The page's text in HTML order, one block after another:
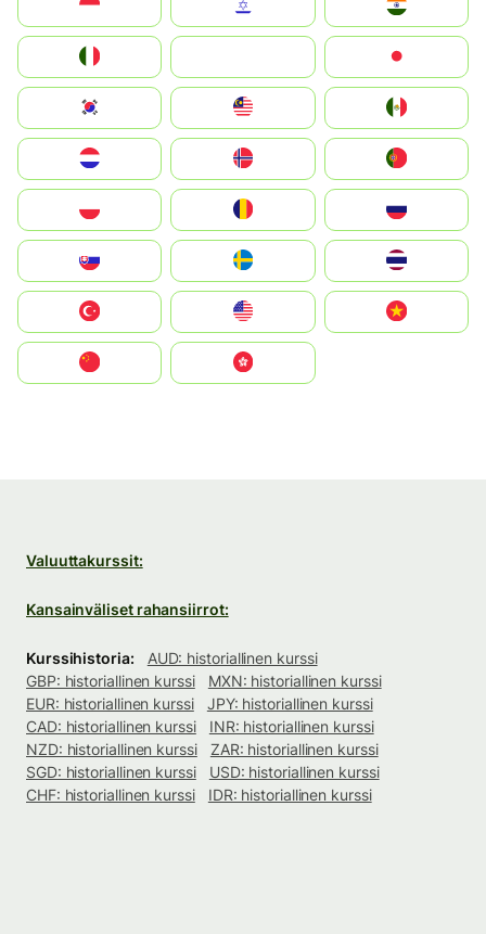
South Korea
United States
中國香港特別行政區
Valuuttakurssit:
Kansainväliset rahansiirrot:
Kurssihistoria:
AUD: historiallinen kurssi
GBP: historiallinen kurssi
MXN: historiallinen kurssi
EUR: historiallinen kurssi
JPY: historiallinen kurssi
CAD: historiallinen kurssi
INR: historiallinen kurssi
NZD: historiallinen kurssi
ZAR: historiallinen kurssi
SGD: historiallinen kurssi
USD: historiallinen kurssi
CHF: historiallinen kurssi
IDR: historiallinen kurssi